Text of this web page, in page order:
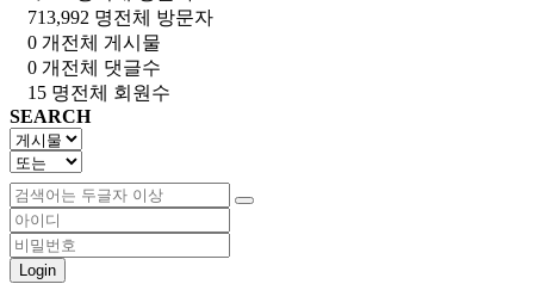
713,992 명전체 방문자
0 개 전체 게시물
0 개 전체 댓글수
15 명전체 회원수
SEARCH
Login